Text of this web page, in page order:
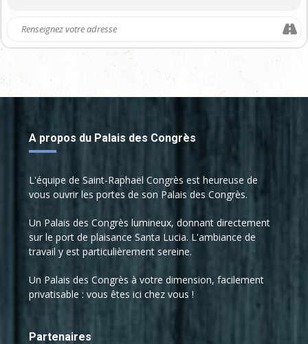
A propos du Palais des Congrès
L'équipe de Saint-Raphaël Congrès est heureuse de
vous ouvrir les portes de son Palais des Congrès.
Un Palais des Congrès lumineux, donnant directement
sur le port de plaisance Santa Lucia. L'ambiance de
travail y est particulièrement sereine.
Un Palais des Congrès à votre dimension, facilement
privatisable : vous êtes ici chez vous !
Partenaires